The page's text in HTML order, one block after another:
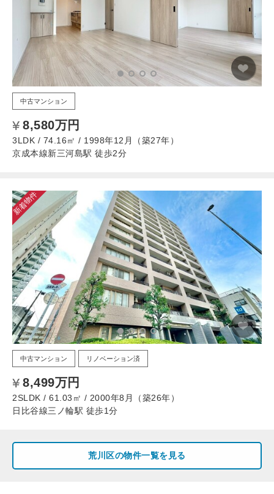
中古マンション
8,580万円
3LDK / 74.16㎡ / 1998年12月（築27年）
京成本線新三河島駅 徒歩2分
新着物件
中古マンション リノベーション済
8,499万円
2SLDK / 61.03㎡ / 2000年8月（築26年）
日比谷線三ノ輪駅 徒歩1分
荒川区の物件一覧を見る